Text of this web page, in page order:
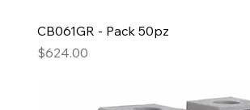
CB061GR - Pack 50pz
Precio
$624.00